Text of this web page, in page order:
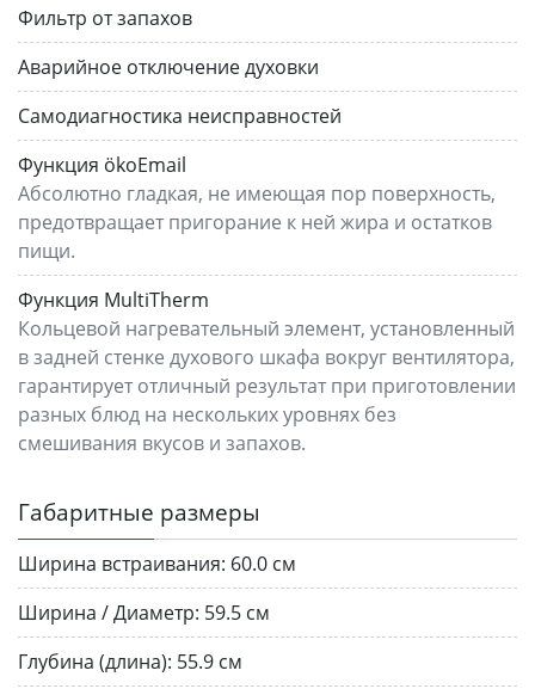
Фильтр от запахов
Аварийное отключение духовки
Самодиагностика неисправностей
Функция ökoEmail
Абсолютно гладкая, не имеющая пор поверхность,
предотвращает пригорание к ней жира и остатков
пищи.
Функция MultiTherm
Кольцевой нагревательный элемент, установленный
в задней стенке духового шкафа вокруг вентилятора,
гарантирует отличный результат при приготовлении
разных блюд на нескольких уровнях без
смешивания вкусов и запахов.
Габаритные размеры
Ширина встраивания: 60.0 см
Ширина / Диаметр: 59.5 см
Глубина (длина): 55.9 см